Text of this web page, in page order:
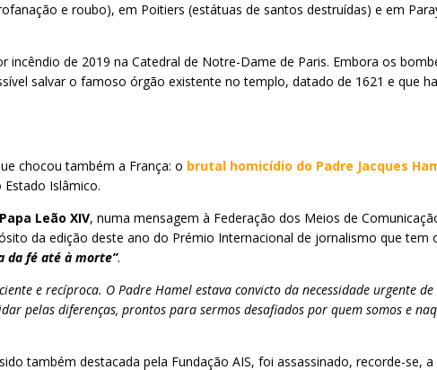
e roubo), em Poitiers (estátuas de santos destruídas) e em
de 2019 na Catedral de Notre-Dame de Paris. Embora os
salvar o famoso órgão existente no templo, datado de 1621 e que
chocou também a França: o brutal homicídio do Padre Jacques
Islâmico.
Papa Leão XIV, numa mensagem à Federação dos Meios de
da edição deste ano do Prémio Internacional de jornalismo que tem
da fé até à morte”.
e recíproca. O Padre Hamel estava convicto da necessidade urgente
pelas diferenças, prontos para sermos desafiados por quem somos e
também destacada pela Fundação AIS, foi assassinado, recorde-se, a